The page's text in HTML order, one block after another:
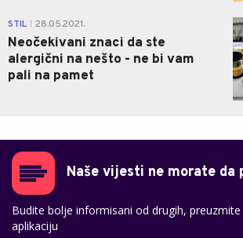
STIL 28.05.2021.
Neočekivani znaci da ste
alergični na nešto - ne bi vam
pali na pamet
Naše vijesti ne morate da
Budite bolje informisani od drugih,
aplikaciju